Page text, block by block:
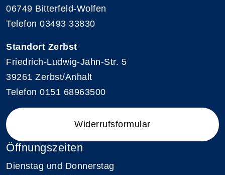
06749 Bitterfeld-Wolfen
Telefon 03493 33830
Standort Zerbst
Friedrich-Ludwig-Jahn-Str. 5
39261 Zerbst/Anhalt
Telefon 0151 68963500
Widerrufsformular
Öffnungszeiten
Dienstag und Donnerstag